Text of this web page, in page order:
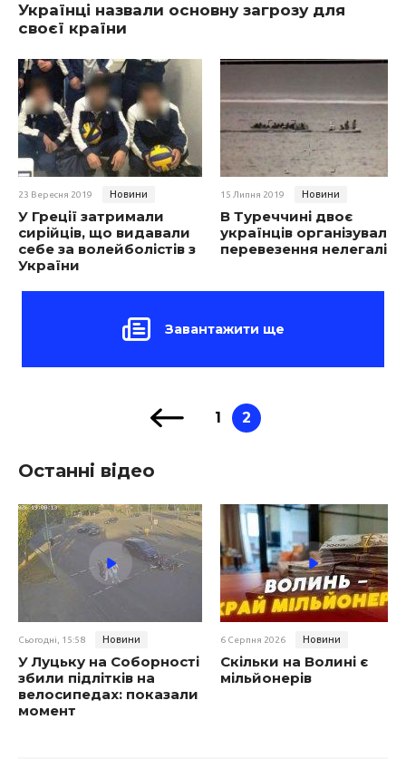
Українці назвали основну загрозу для
своєї країни
23 Вересня 2019 Новини
У Греції затримали
сирійців, що видавали
себе за волейболістів з
України
15 Липня 2019 Новини
В Туреччині двоє
українців організували
перевезення нелегалів
Завантажити ще
1 2
Останні відео
Сьогодні, 15:58 Новини
У Луцьку на Соборності
збили підлітків на
велосипедах: показали
момент
6 Серпня 2026 Новини
Скільки на Волині є
мільйонерів